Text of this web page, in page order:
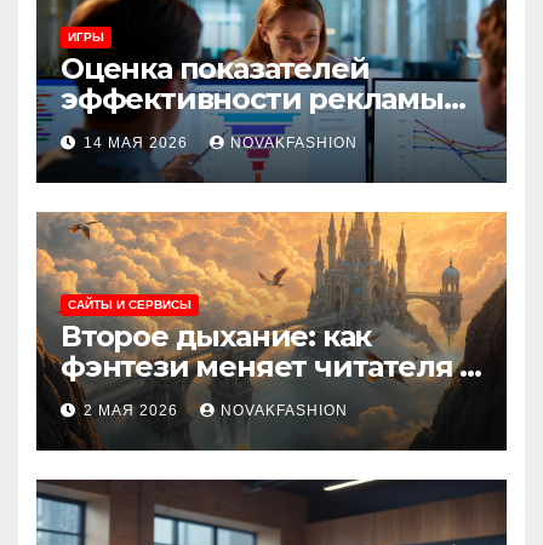
ИГРЫ
Оценка показателей
эффективности рекламы
при атрибуции
множественных точек
касания
14 МАЯ 2026 NOVAKFASHION
САЙТЫ И СЕРВИСЫ
Второе дыхание: как
фэнтези меняет читателя и
культуру
2 МАЯ 2026 NOVAKFASHION